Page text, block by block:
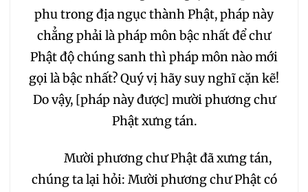
284 285 286
287 288 289
phu trong địa ngục thành Phật, pháp này
chẳng phải là pháp môn bậc nhất để chư
Phật độ chúng sanh thì pháp môn nào mới
gọi là bậc nhất? Quý vị hãy suy nghĩ cặn kẽ!
Do vậy, [pháp này được] mười phương chư
Phật xưng tán.
Mười phương chư Phật đã xưng tán,
chúng ta lại hỏi: Mười phương chư Phật có